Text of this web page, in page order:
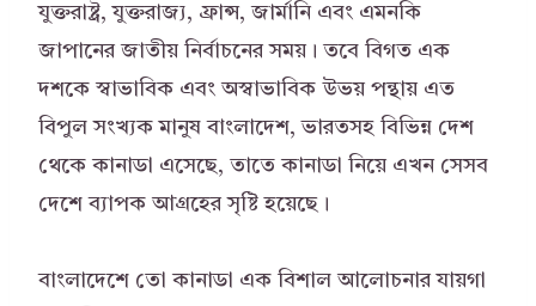
যুক্তরাষ্ট্র, যুক্তরাজ্য, ফ্রান্স, জার্মানি এবং এমনকি
জাপানের জাতীয় নির্বাচনের সময়। তবে বিগত এক
দশকে স্বাভাবিক এবং অস্বাভাবিক উভয় পন্থায় এত
বিপুল সংখ্যক মানুষ বাংলাদেশ, ভারতসহ বিভিন্ন দেশ
থেকে কানাডা এসেছে, তাতে কানাডা নিয়ে এখন সেসব
দেশে ব্যাপক আগ্রহের সৃষ্টি হয়েছে।
বাংলাদেশে তো কানাডা এক বিশাল আলোচনার যায়গা